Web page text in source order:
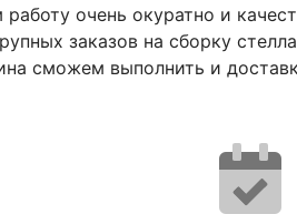
работу очень окуратно и
заказов на сборку
сможем выполнить и